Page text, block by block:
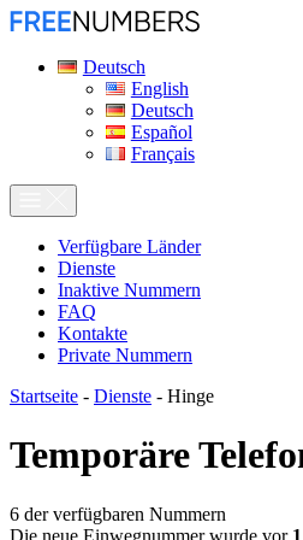
Deutsch
English
Deutsch
Español
Français
Verfügbare Länder
Dienste
Inaktive Nummern
FAQ
Kontakte
Private Nummern
Startseite - Dienste - Hinge
Temporäre
6 der verfügbaren Nummern
Die neue Einwegnummer wurde vor